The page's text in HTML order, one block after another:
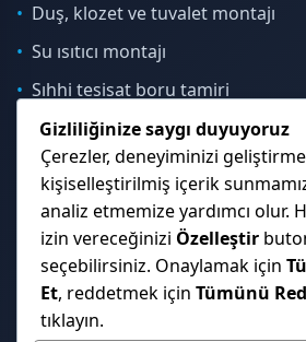
Duş, klozet ve tuvalet montajı
Su ısıtıcı montajı
Sıhhi tesisat boru tamiri
İletişim & Konum
Çekmeköy, Sancaktepe,
Yakası genelinde hizmet veriyoruz.
Gizliliğinize saygı duyuyoruz
Çerezler, deneyiminizi
kişiselleştirilmiş içerik
analiz etmemize yardımcı olur.
izin vereceğinizi Özelleştir
seçebilirsiniz. Onaylamak için
Et, reddetmek için Tümünü
tıklayın.